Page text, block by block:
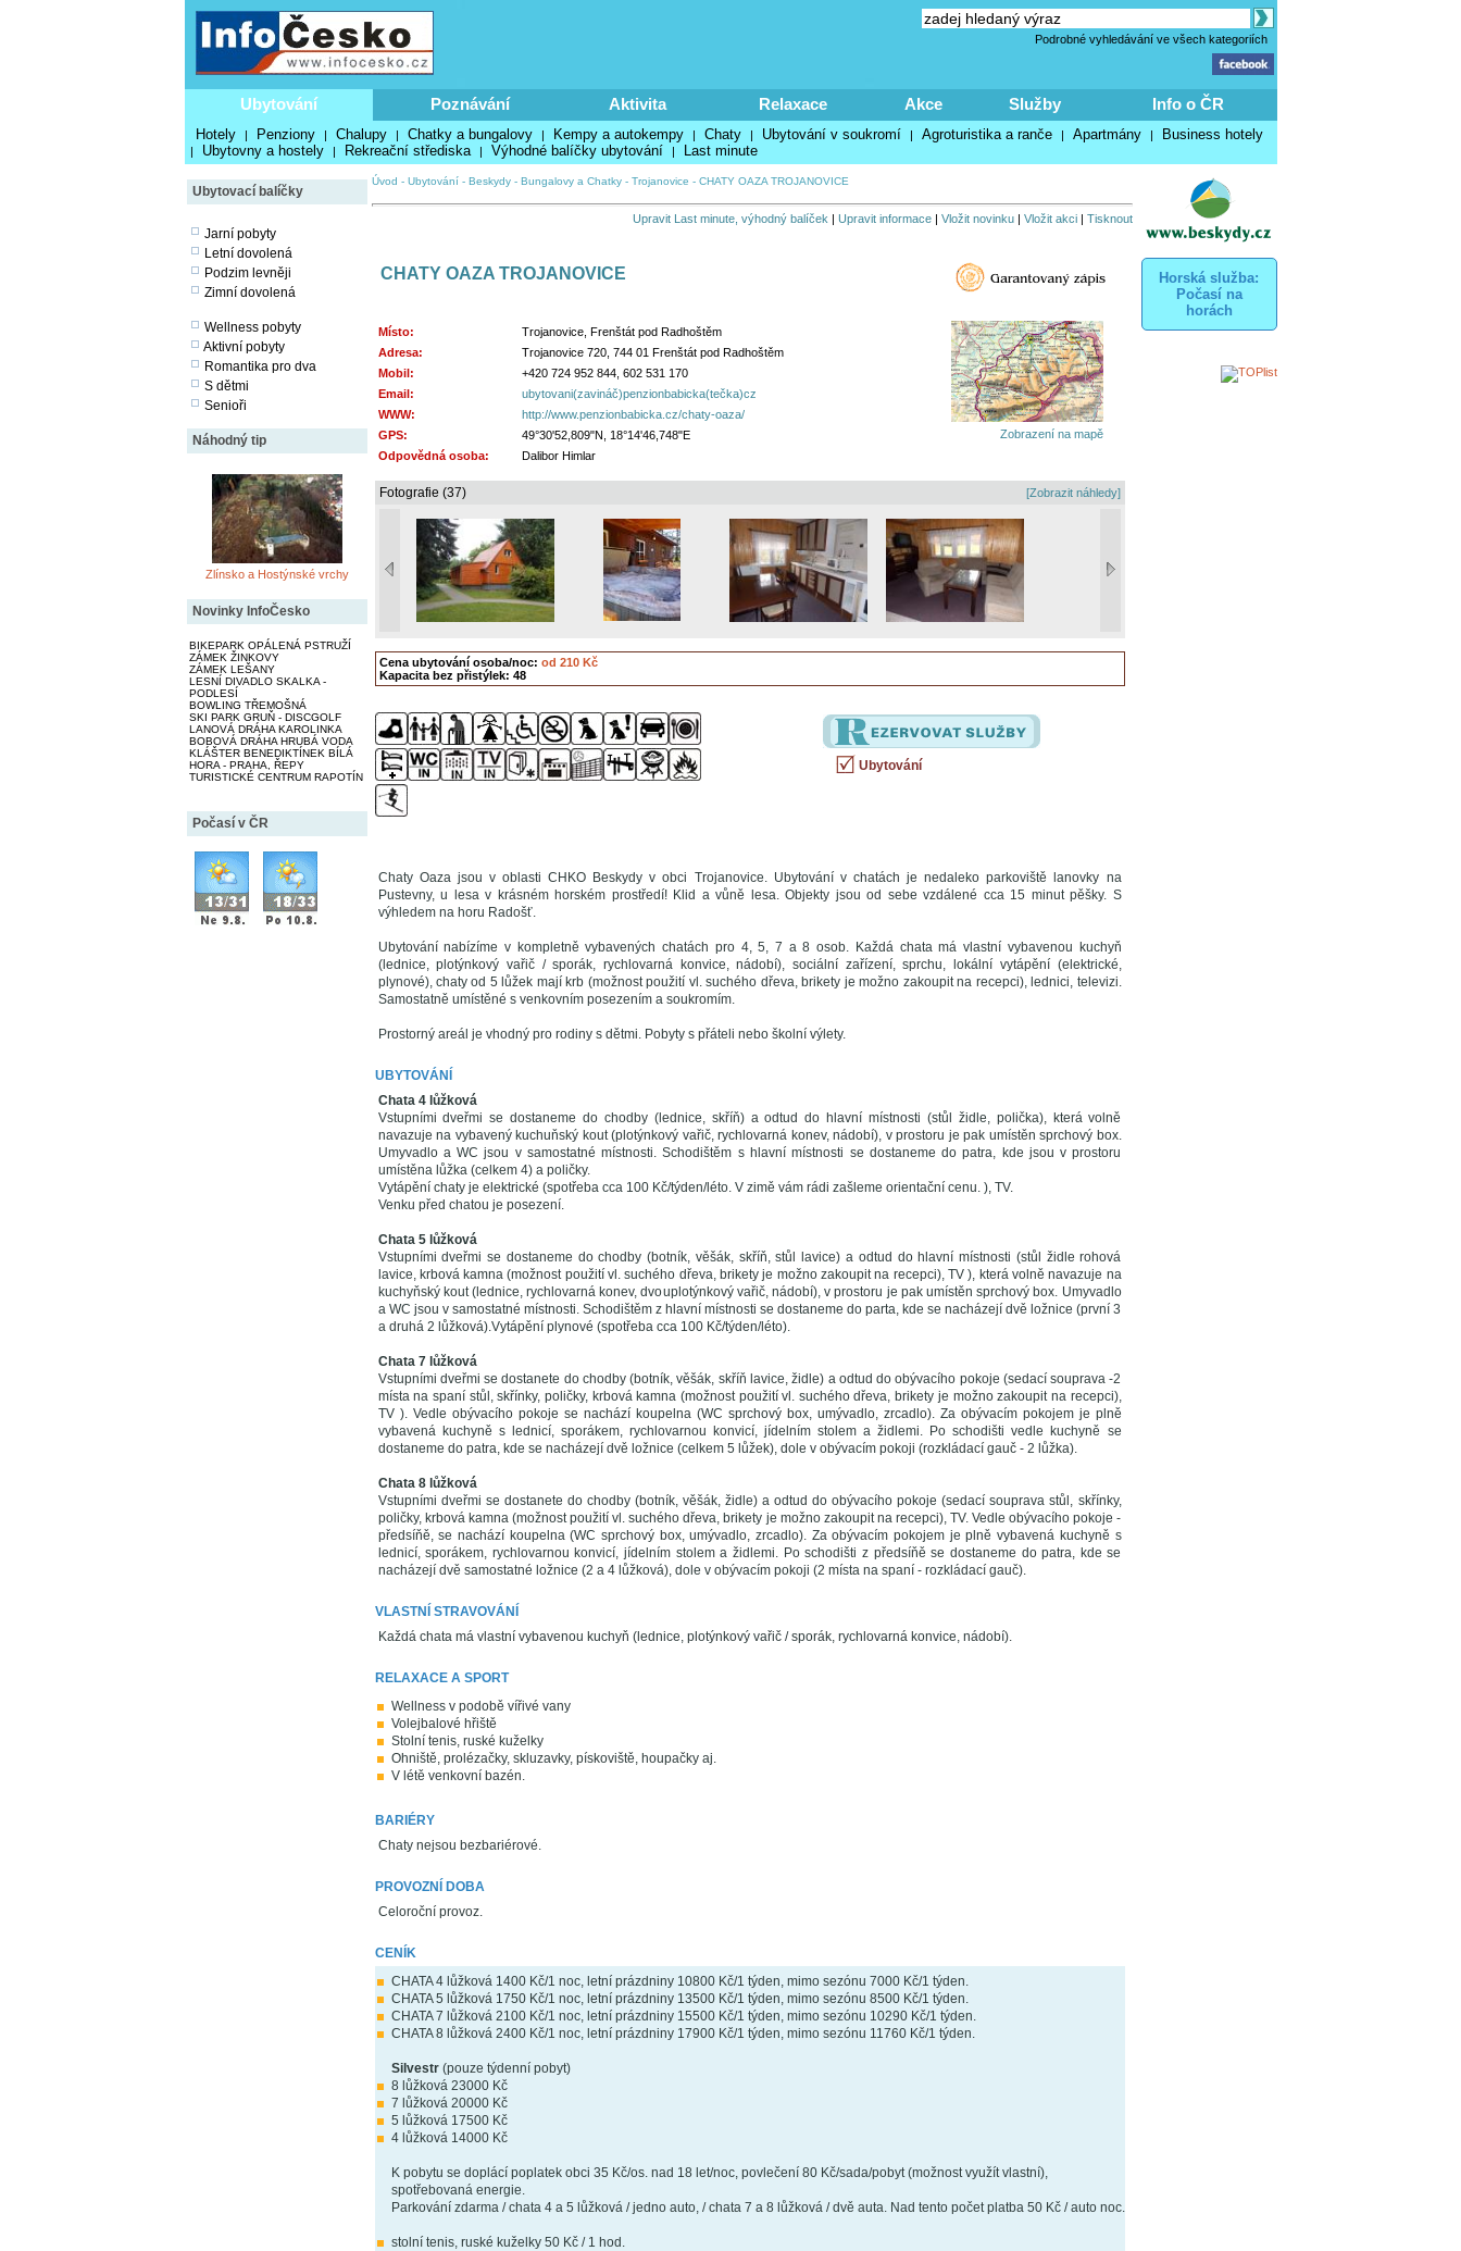
Podrobné vyhledávání ve všech kategoriích
Ubytování Poznávání Aktivita Relaxace Akce Služby Info o ČR
Hotely | Penziony | Chalupy | Chatky a bungalovy | Kempy a autokempy | Chaty | Ubytování v soukromí | Agroturistika a ranče | Apartmány | Business hotely
| Ubytovny a hostely | Rekreační střediska | Výhodné balíčky ubytování | Last minute
Ubytovací balíčky
Jarní pobyty
Letní dovolená
Podzim levněji
Zimní dovolená
Wellness pobyty
Aktivní pobyty
Romantika pro dva
S dětmi
Senioři
Náhodný tip
Zlínsko a Hostýnské vrchy
Novinky InfoČesko
BIKEPARK OPÁLENÁ PSTRUŽÍ
ZÁMEK ŽINKOVY
ZÁMEK LEŠANY
LESNÍ DIVADLO SKALKA -
PODLESÍ
BOWLING TŘEMOŠNÁ
SKI PARK GRUŇ - DISCGOLF
LANOVÁ DRÁHA KAROLINKA
BOBOVÁ DRÁHA HRUBÁ VODA
KLÁŠTER BENEDIKTÍNEK BÍLÁ
HORA - PRAHA, ŘEPY
TURISTICKÉ CENTRUM RAPOTÍN
Počasí v ČR
Úvod - Ubytování- Beskydy- Bungalovy a Chatky- Trojanovice - CHATY OAZA TROJANOVICE
Upravit Last minute, výhodný balíček | Upravit informace| Vložit novinku| Vložit akci| Tisknout
CHATY OAZA TROJANOVICE
Místo:
Trojanovice, Frenštát pod Radhoštěm
Adresa:
Trojanovice 720, 744 01 Frenštát pod Radhoštěm
Mobil:
+420 724 952 844, 602 531 170
Email:
ubytovani(zavináč)penzionbabicka(tečka)cz
WWW:
http://www.penzionbabicka.cz/chaty-oaza/
GPS:
49°30'52,809"N, 18°14'46,748"E
Odpovědná osoba:
Dalibor Himlar
Zobrazení na mapě
Fotografie (37) [Zobrazit náhledy]
Cena ubytování osoba/noc: od 210 Kč
Kapacita bez přistýlek: 48
Ubytování
Chaty Oaza jsou v oblasti CHKO Beskydy v obci Trojanovice. Ubytování v chatách je nedaleko parkoviště lanovky na
Pustevny, u lesa v krásném horském prostředí! Klid a vůně lesa. Objekty jsou od sebe vzdálené cca 15 minut pěšky. S
výhledem na horu Radošť.
Ubytování nabízíme v kompletně vybavených chatách pro 4, 5, 7 a 8 osob. Každá chata má vlastní vybavenou kuchyň
(lednice, plotýnkový vařič / sporák, rychlovarná konvice, nádobí), sociální zařízení, sprchu, lokální vytápění (elektrické,
plynové), chaty od 5 lůžek mají krb (možnost použití vl. suchého dřeva, brikety je možno zakoupit na recepci), lednici, televizi.
Samostatně umístěné s venkovním posezením a soukromím.
Prostorný areál je vhodný pro rodiny s dětmi. Pobyty s přáteli nebo školní výlety.
UBYTOVÁNÍ
Chata 4 lůžková
Vstupními dveřmi se dostaneme do chodby (lednice, skříň) a odtud do hlavní místnosti (stůl židle, polička), která volně
navazuje na vybavený kuchuňský kout (plotýnkový vařič, rychlovarná konev, nádobí), v prostoru je pak umístěn sprchový box.
Umyvadlo a WC jsou v samostatné místnosti. Schodištěm s hlavní místnosti se dostaneme do patra, kde jsou v prostoru
umístěna lůžka (celkem 4) a poličky.
Vytápění chaty je elektrické (spotřeba cca 100 Kč/týden/léto. V zimě vám rádi zašleme orientační cenu. ), TV.
Venku před chatou je posezení.
Chata 5 lůžková
Vstupními dveřmi se dostaneme do chodby (botník, věšák, skříň, stůl lavice) a odtud do hlavní místnosti (stůl židle rohová
lavice, krbová kamna (možnost použití vl. suchého dřeva, brikety je možno zakoupit na recepci), TV ), která volně navazuje na
kuchyňský kout (lednice, rychlovarná konev, dvouplotýnkový vařič, nádobí), v prostoru je pak umístěn sprchový box. Umyvadlo
a WC jsou v samostatné místnosti. Schodištěm z hlavní místnosti se dostaneme do parta, kde se nacházejí dvě ložnice (první 3
a druhá 2 lůžková).Vytápění plynové (spotřeba cca 100 Kč/týden/léto).
Chata 7 lůžková
Vstupními dveřmi se dostanete do chodby (botník, věšák, skříň lavice, židle) a odtud do obývacího pokoje (sedací souprava -2
místa na spaní stůl, skřínky, poličky, krbová kamna (možnost použití vl. suchého dřeva, brikety je možno zakoupit na recepci),
TV ). Vedle obývacího pokoje se nachází koupelna (WC sprchový box, umývadlo, zrcadlo). Za obývacím pokojem je plně
vybavená kuchyně s lednicí, sporákem, rychlovarnou konvicí, jídelním stolem a židlemi. Po schodišti vedle kuchyně se
dostaneme do patra, kde se nacházejí dvě ložnice (celkem 5 lůžek), dole v obývacím pokoji (rozkládací gauč - 2 lůžka).
Chata 8 lůžková
Vstupními dveřmi se dostanete do chodby (botník, věšák, židle) a odtud do obývacího pokoje (sedací souprava stůl, skřínky,
poličky, krbová kamna (možnost použití vl. suchého dřeva, brikety je možno zakoupit na recepci), TV. Vedle obývacího pokoje -
předsíňě, se nachází koupelna (WC sprchový box, umývadlo, zrcadlo). Za obývacím pokojem je plně vybavená kuchyně s
lednicí, sporákem, rychlovarnou konvicí, jídelním stolem a židlemi. Po schodišti z předsíňě se dostaneme do patra, kde se
nacházejí dvě samostatné ložnice (2 a 4 lůžková), dole v obývacím pokoji (2 místa na spaní - rozkládací gauč).
VLASTNÍ STRAVOVÁNÍ
Každá chata má vlastní vybavenou kuchyň (lednice, plotýnkový vařič / sporák, rychlovarná konvice, nádobí).
RELAXACE A SPORT
Wellness v podobě vířivé vany
Volejbalové hřiště
Stolní tenis, ruské kuželky
Ohniště, prolézačky, skluzavky, pískoviště, houpačky aj.
V létě venkovní bazén.
BARIÉRY
Chaty nejsou bezbariérové.
PROVOZNÍ DOBA
Celoroční provoz.
CENÍK
CHATA 4 lůžková 1400 Kč/1 noc, letní prázdniny 10800 Kč/1 týden, mimo sezónu 7000 Kč/1 týden.
CHATA 5 lůžková 1750 Kč/1 noc, letní prázdniny 13500 Kč/1 týden, mimo sezónu 8500 Kč/1 týden.
CHATA 7 lůžková 2100 Kč/1 noc, letní prázdniny 15500 Kč/1 týden, mimo sezónu 10290 Kč/1 týden.
CHATA 8 lůžková 2400 Kč/1 noc, letní prázdniny 17900 Kč/1 týden, mimo sezónu 11760 Kč/1 týden.
Silvestr(pouze týdenní pobyt)
8 lůžková 23000 Kč
7 lůžková 20000 Kč
5 lůžková 17500 Kč
4 lůžková 14000 Kč
K pobytu se doplácí poplatek obci 35 Kč/os. nad 18 let/noc, povlečení 80 Kč/sada/pobyt (možnost využít vlastní),
spotřebovaná energie.
Parkování zdarma / chata 4 a 5 lůžková / jedno auto, / chata 7 a 8 lůžková / dvě auta. Nad tento počet platba 50 Kč / auto noc.
stolní tenis, ruské kuželky 50 Kč / 1 hod.
Horská služba:
Počasí na
horách